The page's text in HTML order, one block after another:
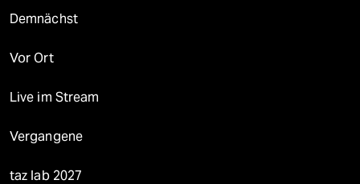
Demnächst
Vor Ort
Live im Stream
Vergangene
taz lab 2027